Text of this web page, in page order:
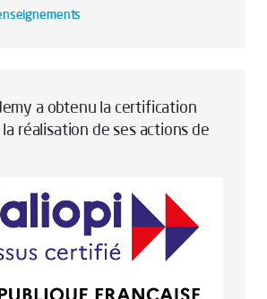
a obtenu la certification
réalisation de ses actions de